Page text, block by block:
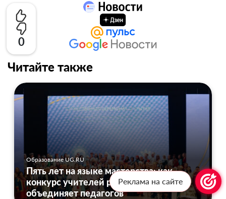
0
Читайте также
Образование UG.RU
Пять лет на языке мастерства: как
конкурс учителей родных языков
объединяет педагогов
Реклама на сайте